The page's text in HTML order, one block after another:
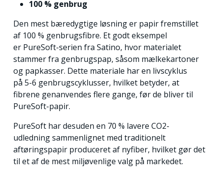
100 % genbrug
Den mest bæredygtige løsning er papir fremstillet
af 100 % genbrugsfibre. Et godt eksempel
er PureSoft-serien fra Satino, hvor materialet
stammer fra genbrugspap, såsom mælkekartoner
og papkasser. Dette materiale har en livscyklus
på 5-6 genbrugscyklusser, hvilket betyder, at
fibrene genanvendes flere gange, før de bliver til
PureSoft-papir.
PureSoft har desuden en 70 % lavere CO2-
udledningsammenlignet med traditionelt
aftøringspapir produceret af nyfiber, hvilket gør det
til et af de mest miljøvenlige valg på markedet.